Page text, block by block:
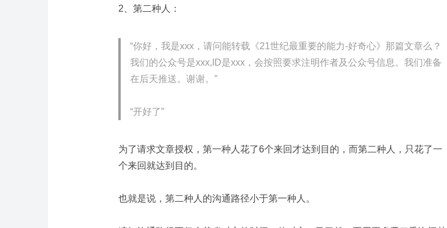
2、第二种人：
“你好，我是xxx ，请问能转载《21 世纪最重要的能力-好奇心》那篇文章么？
我们的公众号是xxx,ID是xxx ，会按照要求注明作者及公众号信息。我们准备
在后天推送。谢谢。 ”
“开好了”
为了请求文章授权，第一种人花了6个来回才达到目的，而第二种人，只花了一
个来回就达到目的。
也就是说，第二种人的沟通路径小于第一种人。